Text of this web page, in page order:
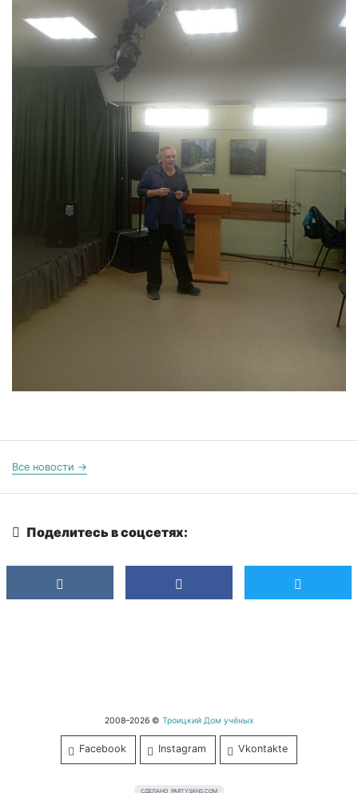
Все новости →
Поделитесь в соцсетях:
2008–2026 © Троицкий Дом учёных
Facebook Instagram Vkontakte
СДЕЛАНО PARTYSANS.COM